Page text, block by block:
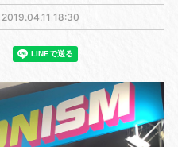
2019.04.11 18:30